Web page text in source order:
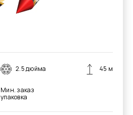
2.5 дюйма 45 м
Мин. заказ
упаковка